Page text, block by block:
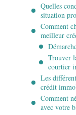
Quelles
situation
Comment
meilleur
Trouver
courtier
Les
crédit
Comment
avec votre